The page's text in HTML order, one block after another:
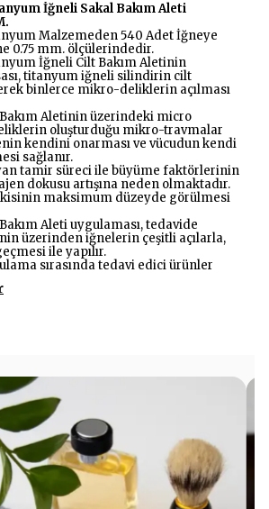
İğneli Sakal Bakım Aleti
Malzemeden 540 Adet İğneye
0.75 mm. ölçülerindedir.
İğneli Cilt Bakım Aletinin
titanyum iğneli silindirin cilt
binlerce mikro-deliklerin açılması
Aletinin üzerindeki micro
oluşturduğu mikro-travmalar
kendini onarması ve vücudun kendi
sağlanır.
tamir süreci ile büyüme faktörlerinin
dokusu artışına neden olmaktadır.
maksimum düzeyde görülmesi
Aleti uygulaması, tedavide
üzerinden iğnelerin çeşitli açılarla,
ile yapılır.
sırasında tedavi edici ürünler